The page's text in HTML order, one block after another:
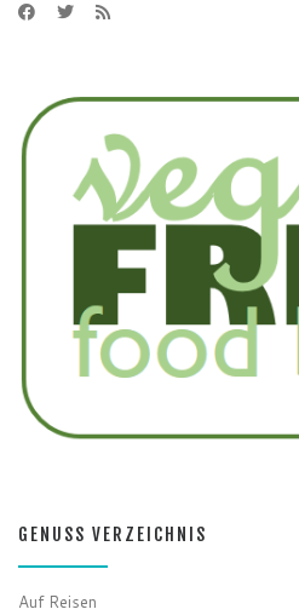
GENUSS VERZEICHNIS
Auf Reisen